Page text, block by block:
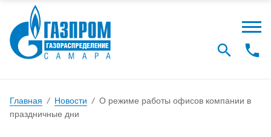
Главная / Новости / О режиме работы офисов компании в
праздничные дни